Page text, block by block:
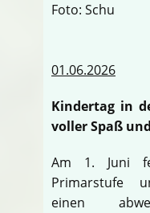
Foto: Schu
01.06.2026
Kindertag in
voller Spaß
Am 1. Juni
Primarstufe
einen